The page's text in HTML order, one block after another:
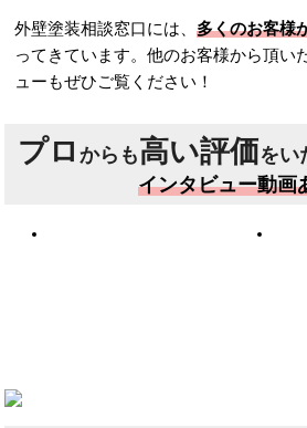
外壁塗装相談窓口には、多くのお客様
ってきています。他のお客様から頂い
ューもぜひご覧ください！
プロ からも高い評価をい
インタビュー動画